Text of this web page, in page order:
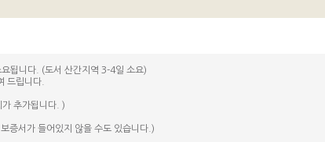
됩니다. (도서 산간지역 3-4일 소요)
드립니다.
추가됩니다. )
증서가 들어있지 않을 수도 있습니다.)